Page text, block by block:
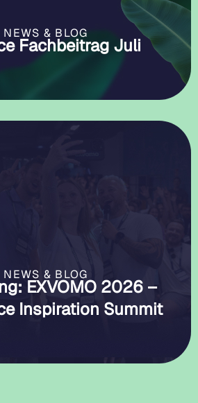
& BLOG
Fachbeitrag Juli
& BLOG
EXVOMO 2026 –
Inspiration Summit